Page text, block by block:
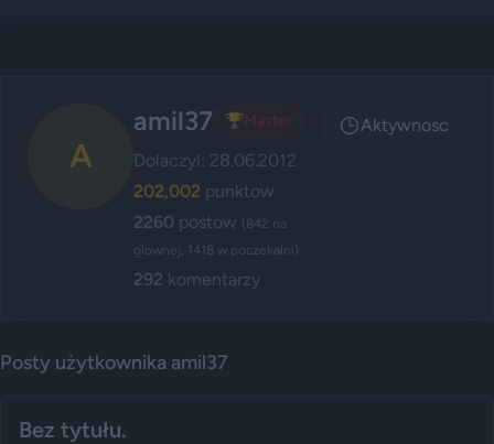
A
amil37 🏆Master
Dolaczyl: 28.06.2012
202,002 punktow
2260 postow (842 na
glownej, 1418 w poczekalni)
292 komentarzy
Aktywnosc
Posty użytkownika amil37
Bez tytułu.